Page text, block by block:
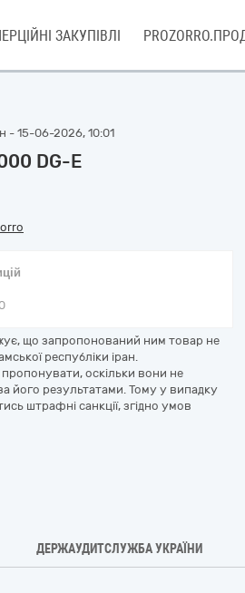
ЗАКУПІВЛІ
- 15-06-2026, 10:01
DG-E
що запропонований ним товар не
республіки іран.
оскільки вони не
його результатами. Тому у випадку
штрафні санкції, згідно умов
ДЕРЖАУДИТСЛУЖБА УКРАЇНИ